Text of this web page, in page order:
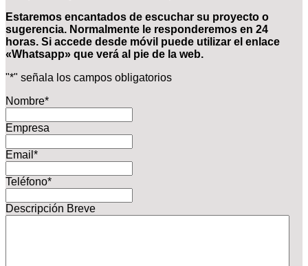
Estaremos encantados de escuchar su proyecto o
sugerencia. Normalmente le responderemos en 24
horas. Si accede desde móvil puede utilizar el enlace
«Whatsapp» que verá al pie de la web.
"*" señala los campos obligatorios
Nombre*
Empresa
Email *
Teléfono*
Descripción Breve